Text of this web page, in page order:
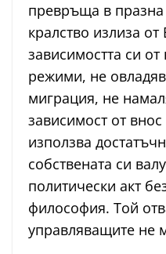
превръща в
кралство излиза
зависимостта си
режими, не
миграция, не
зависимост от
използва
собствената си
политически акт
философия. Той
управляващите не